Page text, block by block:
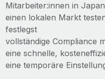
Mitarbeiter:innen in
einen lokalen Markt
festlegst
vollständige Compliance
eine schnelle,
eine temporäre